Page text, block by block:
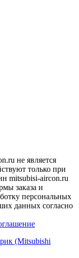
не является
только при
mitsubisi-aircon.ru
заказа и
персональных
данных согласно
(Mitsubishi